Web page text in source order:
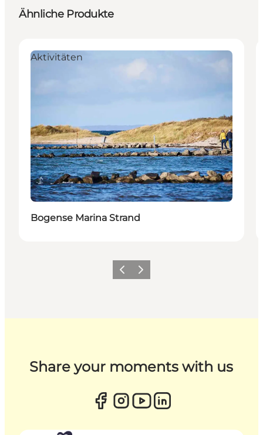
Ähnliche Produkte
Aktivitäten
Bogense Marina Strand
ZurückWeiter
Share your moments with us